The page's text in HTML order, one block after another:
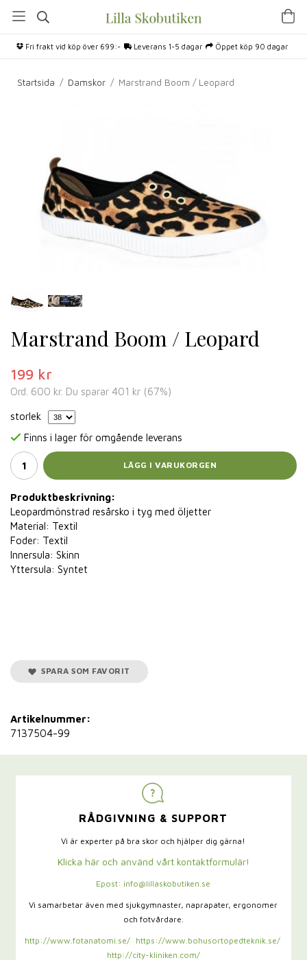
Fri frakt vid köp över 699:- Leverans 1-5 dagar Öppet köp 90 dagar
Startsida / Damskor / Marstrand Boom / Leopard
Marstrand Boom / Leopard
199 kr
Ord. 600 kr. Du sparar 401 kr (67%)
storlek
Finns i lager för omgående leverans
LÄGG I VARUKORGEN
Produktbeskrivning:
Leopardmönstrad resårsko i tyg med öljetter
Material: Textil
Foder: Textil
Innersula: Skinn
Yttersula: Syntet
SPARA SOM FAVORIT
Artikelnummer:
7137504-99
RÅDGIVNING & SUPPORT
Vi är experter på bra skor och hjälper dig gärna!
Klicka här och använd vårt kontaktformulär!
Epost: info@lillaskobutiken.se
Vi samarbetar även med sjukgymnaster, naprapater, ergonomer
och fotvårdare.
http://www.fotanatomi.se/
https://www.bohusortopedteknik.se/
http://city-kliniken.com/